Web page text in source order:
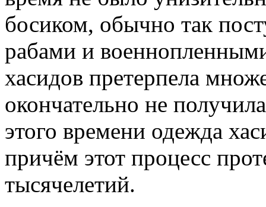
босиком, обычно так
рабами и
хасидов претерпела
окончательно не
этого времени одежда
причём этот процесс
тысячелетий.